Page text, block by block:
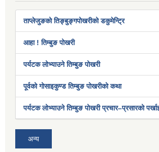
ताप्लेजुङको तिङ्बुङ्गपोखरीको डकुमेन्ट्रि
आहा ! तिम्बुङ पोखरी
पर्यटक लोभ्याउने तिम्बुङ पोखरी
पूर्वको गोसाइकुण्ड तिम्बुङ पोखरीको कथा
पर्यटक लोभ्याउने तिम्बुङ पोखरी प्रचार–प्रसारको
अन्य